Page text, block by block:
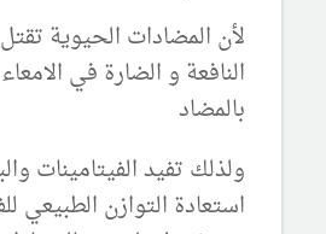
لأن المضادات الحيوية تقتل
النافعة و الضارة في
بالمضاد
ولذلك تفيد الفيتامينات
استعادة التوازن الطبيعي